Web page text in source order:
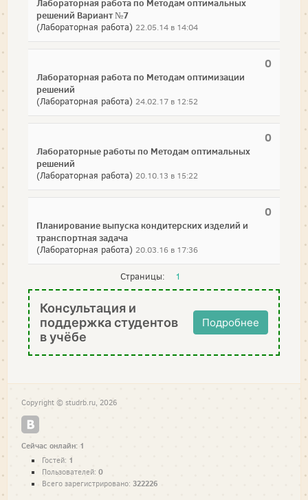
Лабораторная работа по Методам оптимальных
решений Вариант №7
(Лабораторная работа) 22.05.14 в 14:04
0
Лабораторная работа по Методам оптимизации
решений
(Лабораторная работа) 24.02.17 в 12:52
0
Лабораторные работы по Методам оптимальных
решений
(Лабораторная работа) 20.10.13 в 15:22
0
Планирование выпуска кондитерских изделий и
транспортная задача
(Лабораторная работа) 20.03.16 в 17:36
Страницы: 1
Консультация и
поддержка студентов
в учёбе
Подробнее
Copyright © studrb.ru, 2026
Сейчас онлайн: 1
Гостей: 1
Пользователей: 0
Всего зарегистрировано: 322226